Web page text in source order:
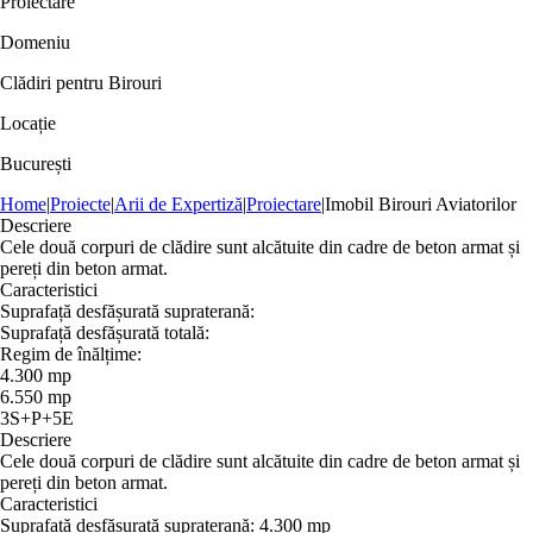
Domeniu
Clădiri pentru Birouri
Locație
București
Home|Proiecte|Arii de Expertiză|Proiectare|Imobil Birouri Aviatorilor
Descriere
Cele două corpuri de clădire sunt alcătuite din cadre de beton armat și
pereți din beton armat.
Caracteristici
Suprafață desfășurată supraterană:
Suprafață desfășurată totală:
Regim de înălțime:
4.300 mp
6.550 mp
3S+P+5E
Descriere
Cele două corpuri de clădire sunt alcătuite din cadre de beton armat și
pereți din beton armat.
Caracteristici
Suprafață desfășurată supraterană: 4.300 mp